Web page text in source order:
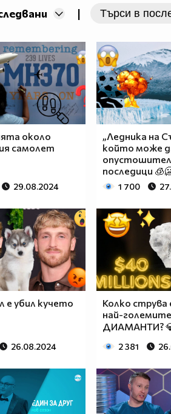
|
около
самолет
29.08.2024
„Ледника на
който може
последици
1 700
е убил кучето
26.08.2024
Колко струва
най-големите
ДИАМАНТИ?
2 381